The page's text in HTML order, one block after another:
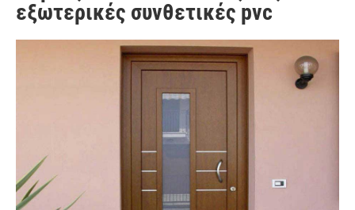
εξωτερικές συνθετικές pvc